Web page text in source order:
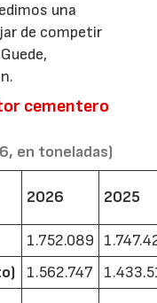
una
de competir
cementero
en toneladas)
2026 2025
1.752.089
1.562.747